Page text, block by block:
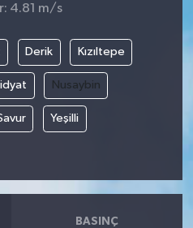
4.81 m/s
Derik Kızıltepe
Nusaybin
Yeşilli
BASINÇ